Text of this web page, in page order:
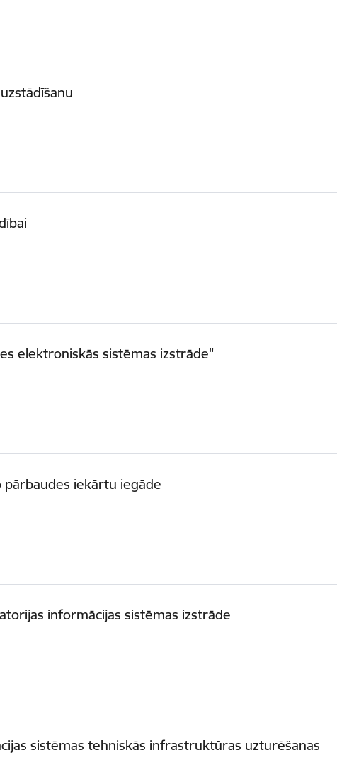
elektroniskās sistēmas izstrāde"
pārbaudes iekārtu iegāde
informācijas sistēmas izstrāde
sistēmas tehniskās infrastruktūras uzturēšanas